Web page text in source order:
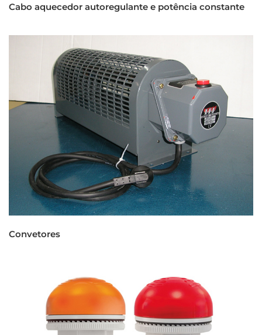
Cabo aquecedor autoregulante e potência constante
Convetores